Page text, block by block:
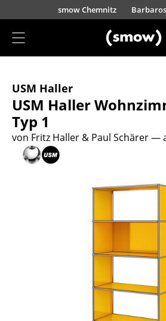
Direkt zum Inhalt
100
smow Chemnitz
Sitzmöbel
Esszimmerstühle
Sofas
Sessel
Bänke & Liegen
USM Haller
USM Haller
Typ 1
von Fritz Haller & Paul Schärer—